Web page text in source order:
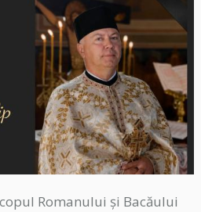
Romanului și Bacăului